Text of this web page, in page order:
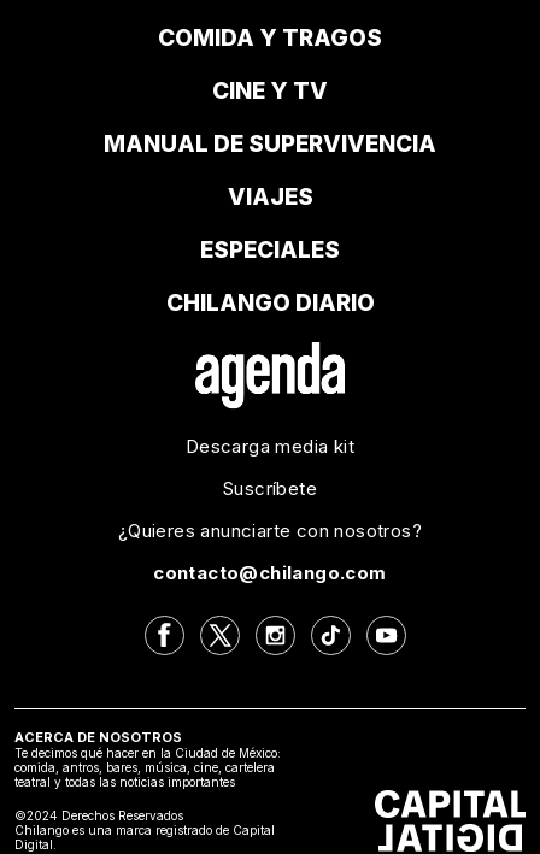
COMIDA Y TRAGOS
CINE Y TV
MANUAL DE SUPERVIVENCIA
VIAJES
ESPECIALES
CHILANGO DIARIO
Descarga media kit
Suscríbete
¿Quieres anunciarte con nosotros?
contacto@chilango.com
ACERCA DE NOSOTROS
Te decimos qué hacer en la Ciudad de México:
comida, antros, bares, música, cine, cartelera
teatral y todas las noticias importantes
©2024 Derechos Reservados
Chilango es una marca registrado de Capital
Digital.